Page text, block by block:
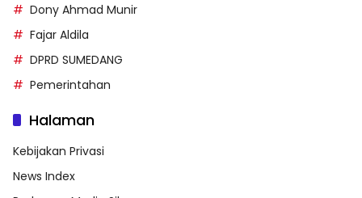
Dony Ahmad Munir
Fajar Aldila
DPRD SUMEDANG
Pemerintahan
Halaman
Kebijakan Privasi
News Index